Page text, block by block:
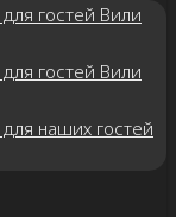
гостей Вили
гостей Вили
наших гостей